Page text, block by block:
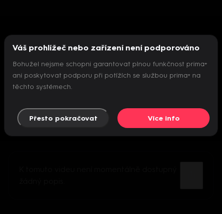
Nepodařilo se inicializovat přehrávač
Váš prohlížeč nebo zařízení není podporováno
Bohužel nejsme schopni garantovat plnou funkčnost prima+
ani poskytovat podporu při potížích se službou prima+ na
těchto systémech.
Přesto pokračovat Více info